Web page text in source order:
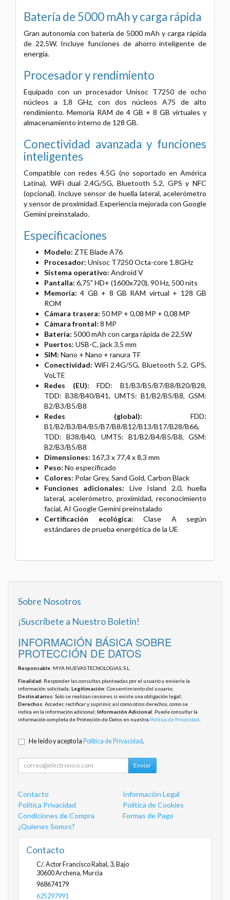
Batería de 5000 mAh y carga rápida
Gran autonomía con batería de 5000 mAh y carga rápida
de 22,5W. Incluye funciones de ahorro inteligente de
energía.
Procesador y rendimiento
Equipado con un procesador Unisoc T7250 de ocho
núcleos a 1,8 GHz, con dos núcleos A75 de alto
rendimiento. Memoria RAM de 4 GB + 8 GB virtuales y
almacenamiento interno de 128 GB.
Conectividad avanzada y funciones
inteligentes
Compatible con redes 4.5G (no soportado en América
Latina), WiFi dual 2.4G/5G, Bluetooth 5.2, GPS y NFC
(opcional). Incluye sensor de huella lateral, acelerómetro
y sensor de proximidad. Experiencia mejorada con Google
Gemini preinstalado.
Especificaciones
Modelo: ZTE Blade A76
Procesador: Unisoc T7250 Octa-core 1.8GHz
Sistema operativo: Android V
Pantalla: 6,75" HD+ (1600x720), 90 Hz, 500 nits
Memoria: 4 GB + 8 GB RAM virtual + 128 GB
ROM
Cámara trasera: 50 MP + 0,08 MP + 0,08 MP
Cámara frontal: 8 MP
Batería: 5000 mAh con carga rápida de 22,5W
Puertos: USB-C, jack 3,5 mm
SIM: Nano + Nano + ranura TF
Conectividad: WiFi 2.4G/5G, Bluetooth 5.2, GPS,
VoLTE
Redes (EU): FDD: B1/B3/B5/B7/B8/B20/B28,
TDD: B38/B40/B41, UMTS: B1/B2/B5/B8, GSM:
B2/B3/B5/B8
Redes (global): FDD:
B1/B2/B3/B4/B5/B7/B8/B12/B13/B17/B28/B66,
TDD: B38/B40, UMTS: B1/B2/B4/B5/B8, GSM:
B2/B3/B5/B8
Dimensiones: 167,3 x 77,4 x 8,3 mm
Peso: No especificado
Colores: Polar Grey, Sand Gold, Carbon Black
Funciones adicionales: Live Island 2.0, huella
lateral, acelerómetro, proximidad, reconocimiento
facial, AI Google Gemini preinstalado
Certificación ecológica: Clase A según
estándares de prueba energética de la UE
Sobre Nosotros
¡Suscríbete a Nuestro Boletín!
INFORMACIÓN BÁSICA SOBRE
PROTECCIÓN DE DATOS
Responsable: MYA NUEVAS TECNOLOGIAS, S.L.
Finalidad: Responder las consultas planteadas por el usuario y enviarle la
información solicitada; Legitimación: Consentimiento del usuario;
Destinatarios: Solo se realizan cesiones si existe una obligación legal;
Derechos: Acceder, rectificar y suprimir, así como otros derechos, como se
indica en la información adicional; Información Adicional: Puede consultar la
información completa de Protección de Datos en nuestra Política de Privacidad
He leído y acepto la Política de Privacidad.
Enviar
Contacto
Información Legal
Política Privacidad
Política de Cookies
Condiciones de Compra
Formas de Pago
¿Quienes Somos?
Contacto
C/. Actor Francisco Rabal, 3, Bajo
30600Archena, Murcia
968674179
625297991